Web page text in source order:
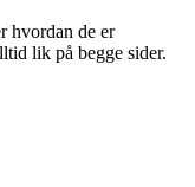
hvordan de er
lik på begge sider.